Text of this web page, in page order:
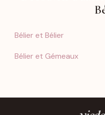
Bélier et Bélier
Bélier et Gémeaux